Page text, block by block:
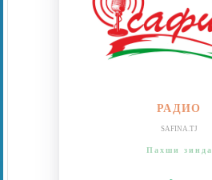
РАДИО
SAFINA.TJ
Пахши зинда